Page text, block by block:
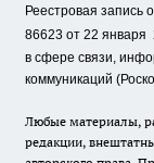
Реестровая
86623 от 22 января
в сфере связи,
коммуникаций
Любые материалы,
редакции,